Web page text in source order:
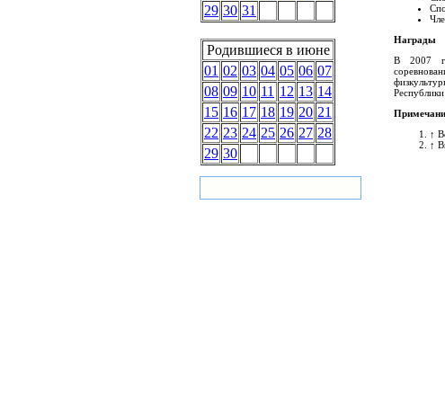
29 30 31
Родившиеся в июне
01 02 03 04 05 06 07
08 09 10 11 12 13 14
15 16 17 18 19 20 21
22 23 24 25 26 27 28
29 30
Награды
В 2007
↑
↑